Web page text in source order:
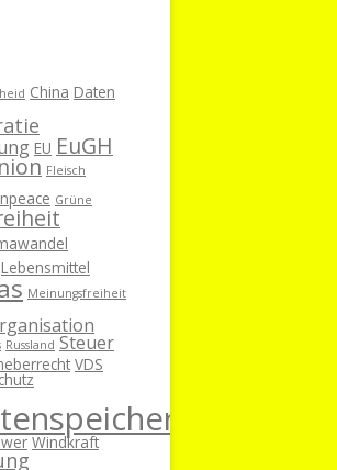
China Daten
EU EuGH
Fleisch
Grüne
Lebensmittel
Meinungsfreiheit
Russland Steuer
VDS
Windkraft